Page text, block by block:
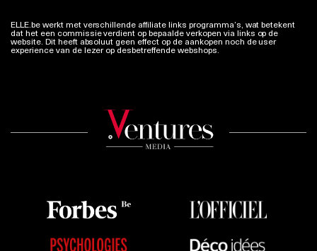
ELLE.be werkt met verschillende affiliate links programma’s, wat betekent
dat het een commissie verdient op bepaalde verkopen via links op de
website. Dit heeft absoluut geen effect op de aankopen noch de user
experience van de lezer op desbetreffende webshops.